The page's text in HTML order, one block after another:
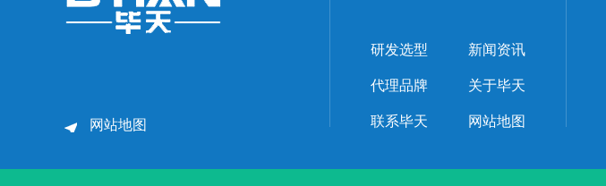
网站地图
研发选型 新闻资讯
代理品牌 关于毕天
联系毕天 网站地图